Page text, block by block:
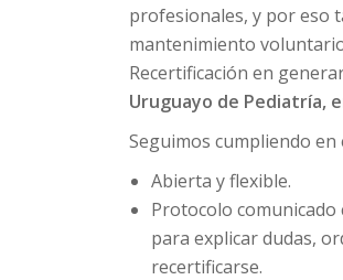
profesionales, y por eso
mantenimiento
Recertificación en
Uruguayo de Pediatría,
Seguimos cumpliendo
Abierta y flexible.
Protocolo comunicado
para explicar dudas,
recertificarse.